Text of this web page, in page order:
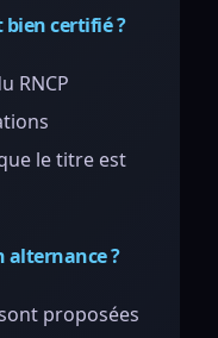
certifié ?
RNCP
le titre est
alternance ?
proposées